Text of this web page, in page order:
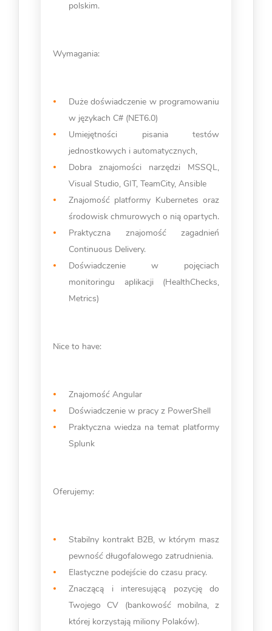
polskim.
Wymagania:
Duże doświadczenie w programowaniu
w językach C# (NET6.0)
Umiejętności pisania testów
jednostkowych i automatycznych,
Dobra znajomości narzędzi MSSQL,
Visual Studio, GIT, TeamCity, Ansible
Znajomość platformy Kubernetes oraz
środowisk chmurowych o nią opartych.
Praktyczna znajomość zagadnień
Continuous Delivery.
Doświadczenie w pojęciach
monitoringu aplikacji (HealthChecks,
Metrics)
Nice to have:
Znajomość Angular
Doświadczenie w pracy z PowerShell
Praktyczna wiedza na temat platformy
Splunk
Oferujemy:
Stabilny kontrakt B2B, w którym masz
pewność długofalowego zatrudnienia.
Elastyczne podejście do czasu pracy.
Znaczącą i interesującą pozycję do
Twojego CV (bankowość mobilna, z
której korzystają miliony Polaków).